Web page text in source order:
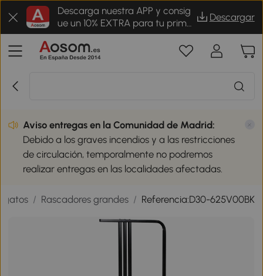
Descarga nuestra APP y consig
ue un 10% EXTRA para tu prime
r pedido
Descargar
Aviso entregas en la Comunidad de Madrid:
Debido a los graves incendios y a las restricciones
de circulación, temporalmente no podremos
realizar entregas en las localidades afectadas.
gatos / Rascadores grandes / Referencia:D30-625V00BK